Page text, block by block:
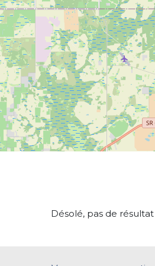
Désolé, pas de résultat